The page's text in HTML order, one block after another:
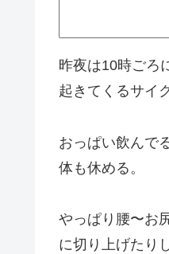
昨夜は10時ごろ
起きてくるサイ
おっぱい飲んで
体も休める。
やっぱり腰〜お
に切り上げたり